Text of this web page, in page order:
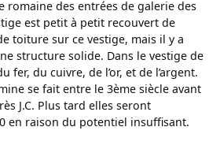
romaine des entrées de galerie des
est petit à petit recouvert de
toiture sur ce vestige, mais il y a
structure solide. Dans le vestige de
fer, du cuivre, de l’or, et de l’argent.
se fait entre le 3ème siècle avant
J.C. Plus tard elles seront
en raison du potentiel insuffisant.